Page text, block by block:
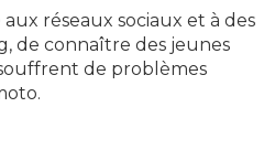
aux réseaux sociaux et à des
de connaître des jeunes
de problèmes